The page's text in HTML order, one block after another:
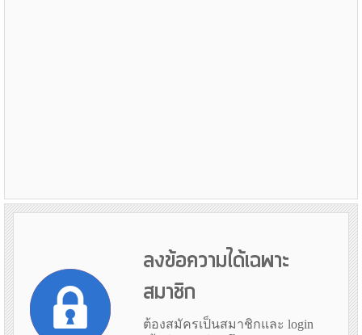
ลงข้อความได้เฉพาะ
สมาชิก
ต้องสมัครเป็นสมาชิกและ login